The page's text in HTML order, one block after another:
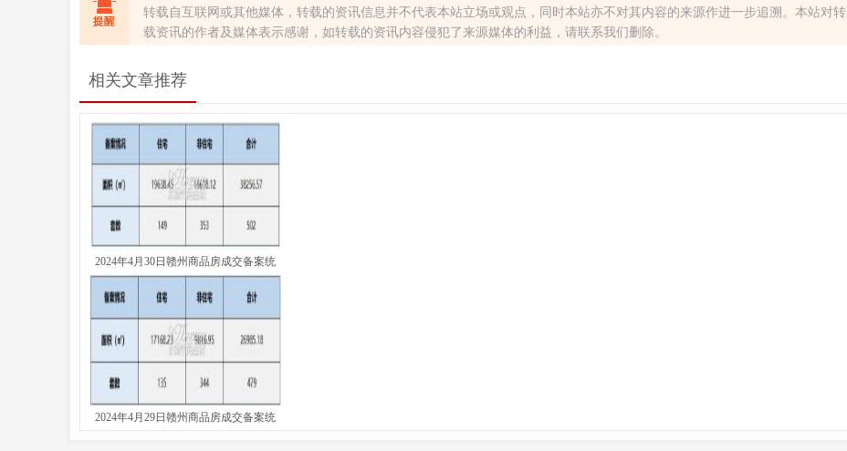
转载自互联网或其他媒体，转载的资讯信息并不代表本站立场或观点，同时本站亦不对其内容的来源作进一步追溯。本站对转
载资讯的作者及媒体表示感谢，如转载的资讯内容侵犯了来源媒体的利益，请联系我们删除。
相关文章推荐
2024年4月30日赣州商品房成交备案统
2024年4月29日赣州商品房成交备案统